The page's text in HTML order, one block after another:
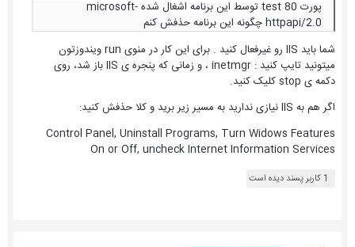
پورت test 80 توسط این برنامه اشغال شده microsoft-
httpapi/2.0 چگونه این برنامه حذفش کنم
شما باید IIS رو غیرفعال کنید . برای این کار در منوی run ویندوزتون
میتونید تایپ کنید : inetmgr ، و زمانی که پنجره ی IIS باز شد، روی
دکمه ی stop کلیک کنید.
اگر هم به IIS نیازی ندارید به مسیر زیر برید و کلا حذفش کنید:
Control Panel, Uninstall Programs, Turn Widows Features
On or Off, uncheck Internet Information Services
1 کاربر پسند دیده است